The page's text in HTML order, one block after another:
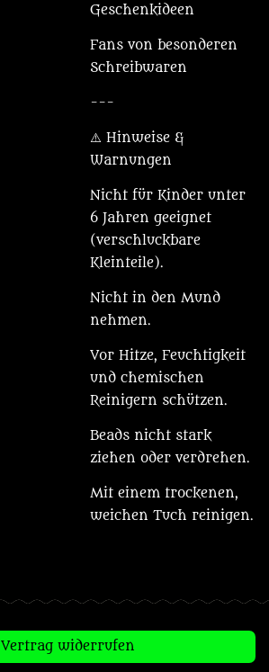
Geschenkideen
Fans von besonderen
Schreibwaren
---
⚠️ Hinweise &
Warnungen
Nicht für Kinder unter
6 Jahren geeignet
(verschluckbare
Kleinteile).
Nicht in den Mund
nehmen.
Vor Hitze, Feuchtigkeit
und chemischen
Reinigern schützen.
Beads nicht stark
ziehen oder verdrehen.
Mit einem trockenen,
weichen Tuch reinigen.
Vertrag widerrufen